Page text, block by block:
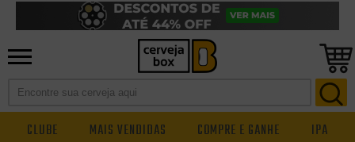
CLUBE MAIS VENDIDAS COMPRE E GANHE IPA